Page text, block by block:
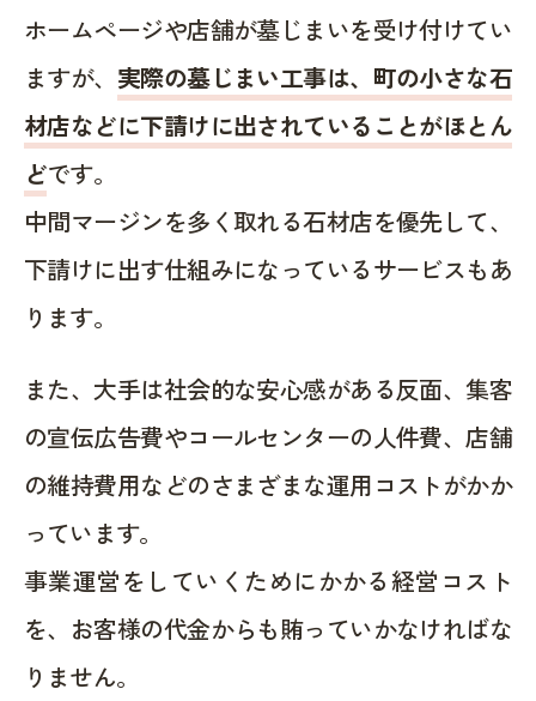
ホームページや店舗が墓じまいを受け付けてい
ますが、 実際の墓じまい工事は、町の小さな石
材店などに下請けに出されていることがほとん
どです。
中間マージンを多く取れる石材店を優先して、
下請けに出す仕組みになっているサービスもあ
ります。
また、大手は社会的な安心感がある反面、集客
の宣伝広告費やコールセンターの人件費、店舗
の維持費用などのさまざまな運用コストがかか
っています。
事業運営をしていくためにかかる経営コスト
を、お客様の代金からも賄っていかなければな
りません。